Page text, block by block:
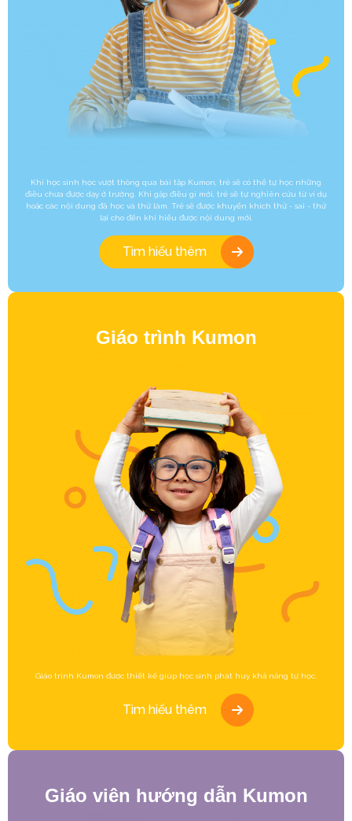
Khi học sinh học vượt thông qua bài tập Kumon, trẻ sẽ có thể tự học những
điều chưa được dạy ở trường. Khi gặp điều gì mới, trẻ sẽ tự nghiên cứu từ ví dụ
hoặc các nội dung đã học và thử làm. Trẻ sẽ được khuyến khích thử - sai - thử
lại cho đến khi hiểu được nội dung mới.
Tìm hiểu thêm
Giáo trình Kumon
Giáo trình Kumon được thiết kế giúp học sinh phát huy khả năng tự học.
Tìm hiểu thêm
Giáo viên hướng dẫn Kumon